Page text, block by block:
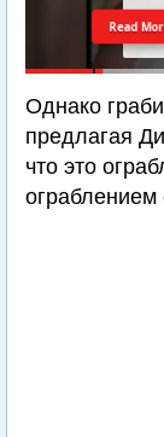
Read
Однако
предлагая
что это
ограблением